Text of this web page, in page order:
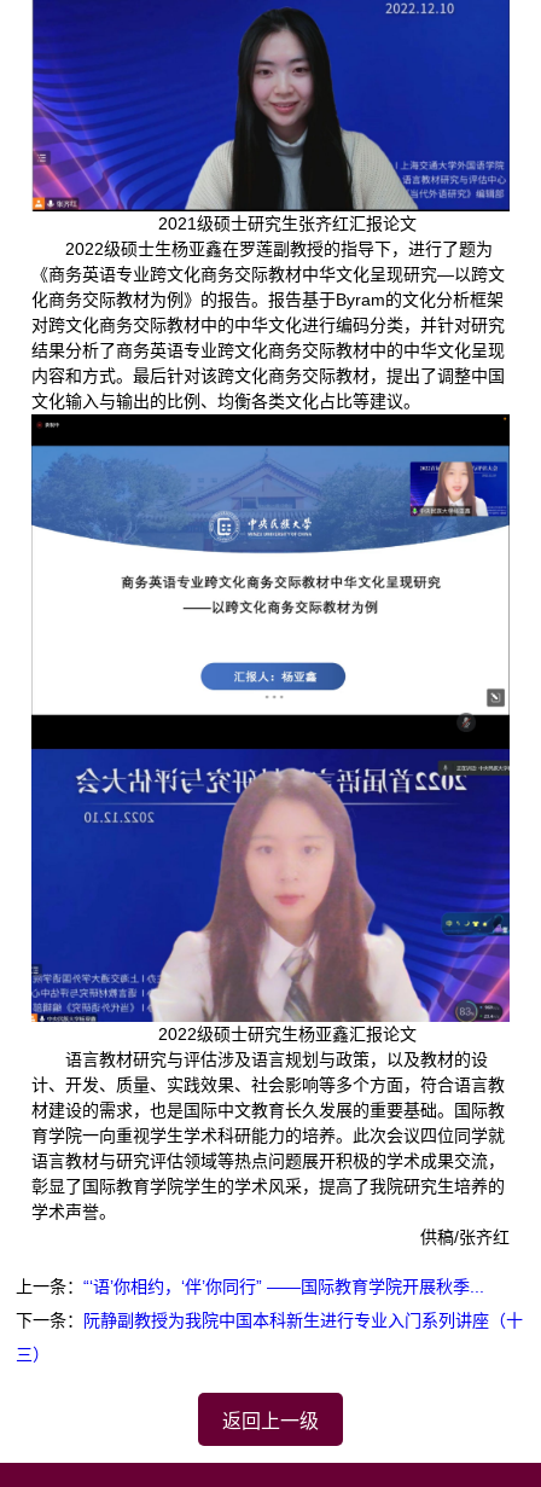
2021级硕士研究生张齐红汇报论文
2022级硕士生杨亚鑫在罗莲副教授的指导下，进行了题为
《商务英语专业跨文化商务交际教材中华文化呈现研究—以跨文
化商务交际教材为例》的报告。报告基于Byram的文化分析框架
对跨文化商务交际教材中的中华文化进行编码分类，并针对研究
结果分析了商务英语专业跨文化商务交际教材中的中华文化呈现
内容和方式。最后针对该跨文化商务交际教材，提出了调整中国
文化输入与输出的比例、均衡各类文化占比等建议。
2022级硕士研究生杨亚鑫汇报论文
语言教材研究与评估涉及语言规划与政策，以及教材的设
计、开发、质量、实践效果、社会影响等多个方面，符合语言教
材建设的需求，也是国际中文教育长久发展的重要基础。国际教
育学院一向重视学生学术科研能力的培养。此次会议四位同学就
语言教材与研究评估领域等热点问题展开积极的学术成果交流，
彰显了国际教育学院学生的学术风采，提高了我院研究生培养的
学术声誉。
供稿/张齐红
上一条：“‘语’你相约，‘伴’你同行” ——国际教育学院开展秋季...
下一条： 阮静副教授为我院中国本科新生进行专业入门系列讲座（十
三）
返回上一级